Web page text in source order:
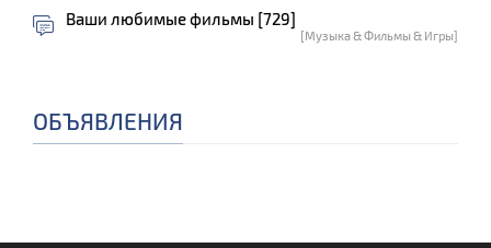
Ваши любимые фильмы [729]
[Музыка & Фильмы & Игры]
ОБЪЯВЛЕНИЯ